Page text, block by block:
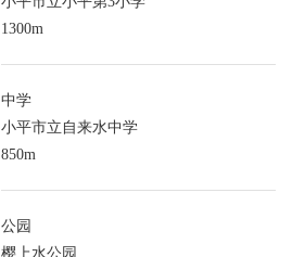
1300m
中学
小平市立自来水中学
850m
公园
樱上水公园